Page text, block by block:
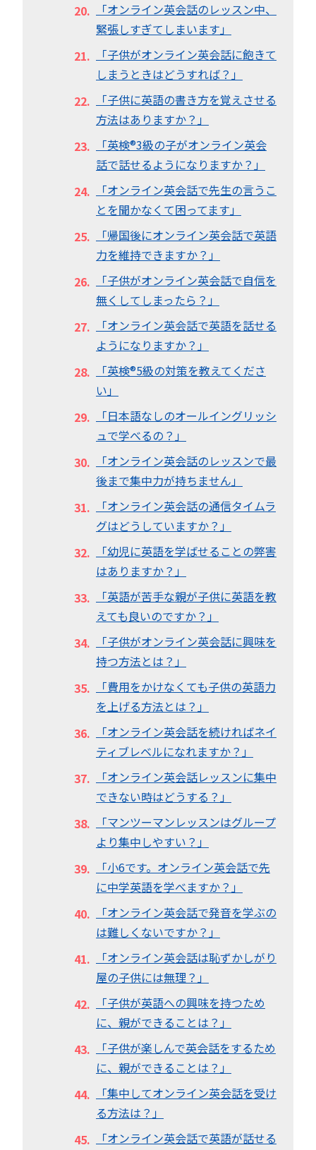
「オンライン英会話のレッスン中、
緊張しすぎてしまいます」
「子供がオンライン英会話に飽きて
しまうときはどうすれば？」
「子供に英語の書き方を覚えさせる
方法はありますか？」
「英検®︎3級の子がオンライン英会
話で話せるようになりますか？」
「オンライン英会話で先生の言うこ
とを聞かなくて困ってます」
「帰国後にオンライン英会話で英語
力を維持できますか？」
「子供がオンライン英会話で自信を
無くしてしまったら？」
「オンライン英会話で英語を話せる
ようになりますか？」
「英検®︎5級の対策を教えてくださ
い」
「日本語なしのオールイングリッシ
ュで学べるの？」
「オンライン英会話のレッスンで最
後まで集中力が持ちません」
「オンライン英会話の通信タイムラ
グはどうしていますか？」
「幼児に英語を学ばせることの弊害
はありますか？」
「英語が苦手な親が子供に英語を教
えても良いのですか？」
「子供がオンライン英会話に興味を
持つ方法とは？」
「費用をかけなくても子供の英語力
を上げる方法とは？」
「オンライン英会話を続ければネイ
ティブレベルになれますか？」
「オンライン英会話レッスンに集中
できない時はどうする？」
「マンツーマンレッスンはグループ
より集中しやすい？」
「小6です。オンライン英会話で先
に中学英語を学べますか？」
「オンライン英会話で発音を学ぶの
は難しくないですか？」
「オンライン英会話は恥ずかしがり
屋の子供には無理？」
「子供が英語への興味を持つため
に、親ができることは？」
「子供が楽しんで英会話をするため
に、親ができることは？」
「集中してオンライン英会話を受け
る方法は？」
「オンライン英会話で英語が話せる